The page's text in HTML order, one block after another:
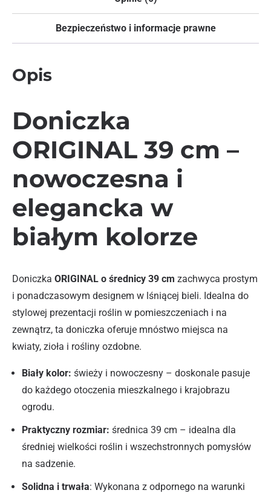
Bezpieczeństwo i informacje prawne
Opis
Doniczka
ORIGINAL 39 cm –
nowoczesna i
elegancka w
białym kolorze
Doniczka ORIGINAL o średnicy 39 cm zachwyca prostym
i ponadczasowym designem w lśniącej bieli. Idealna do
stylowej prezentacji roślin w pomieszczeniach i na
zewnątrz, ta doniczka oferuje mnóstwo miejsca na
kwiaty, zioła i rośliny ozdobne.
Biały kolor: świeży i nowoczesny – doskonale pasuje
do każdego otoczenia mieszkalnego i krajobrazu
ogrodu.
Praktyczny rozmiar: średnica 39 cm – idealna dla
średniej wielkości roślin i wszechstronnych pomysłów
na sadzenie.
Solidna i trwała: Wykonana z odpornego na warunki